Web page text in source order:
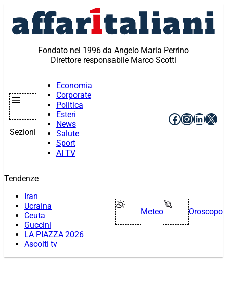
contenuto
Fondato nel 1996 da Angelo Maria Perrino
Direttore responsabile Marco Scotti
Sezioni
Economia
Corporate
Politica
Esteri
News
Salute
Sport
AI TV
Facebook
X
Tendenze
Iran
Ucraina
Ceuta
Guccini
LA PIAZZA 2026
Ascolti tv
Meteo Oroscopo